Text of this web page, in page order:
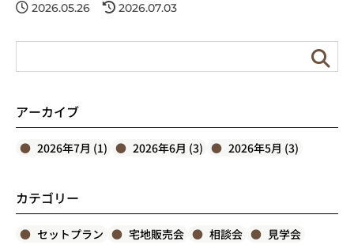
2026.05.26 2026.07.03
アーカイブ
2026年7月 (1) 2026年6月 (3) 2026年5月 (3)
カテゴリー
セットプラン 宅地販売会 相談会 見学会